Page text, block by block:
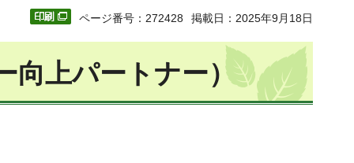
ページ番号：272428 掲載日：2025年9月18日
向上パートナー）